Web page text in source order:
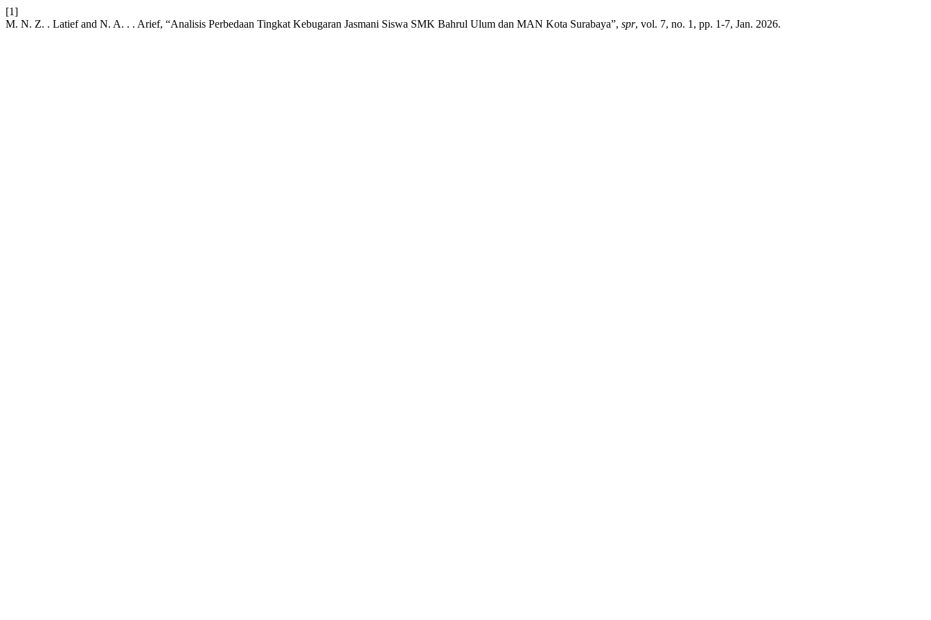
[1]
M. N. Z. . Latief and N. A. . . Arief, “Analisis Perbedaan Tingkat Kebugaran Jasmani Siswa SMK Bahrul Ulum dan MAN Kota Surabaya”, spr, vol. 7, no. 1, pp. 1-7, Jan. 2026.